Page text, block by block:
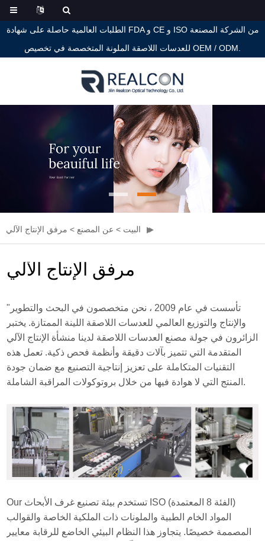
الطلبات العالمية حاصلة على شهادة FDA و CE و ISO من الشركة المصنعة
للعدسات اللاصقة الملونة المتخصصة في تخصيص OEM / ODM.
البيت > عن المصنع > مرفق الإنتاج الآلي
مرفق الإنتاج الآلي
"تأسست في عام 2009 ، نحن متخصصون في البحث والتطوير
والإنتاج والتوزيع العالمي للعدسات اللاصقة اللينة الممتازة. يختبر
الزائرون في جولة مصنع العدسات اللاصقة لدينا منشأة الإنتاج الآلي
المتقدمة التي تتميز بآلات دقيقة وأنظمة فحص ذكية. تعمل هذه
التقنيات المتكاملة على تعزيز إنتاجية التصنيع مع ضمان جودة
المنتج التي لا هوادة فيها من خلال بروتوكولات المراقبة الشاملة.
Our تستخدم بيئة تصنيع غرف الأبحاث ISO (الفئة 8 المعتمدة)
المواد الخام الطبية والملونات ذات الملكية الخاصة والقوالب
المصممة خصيصًا. يتجاوز هذا النظام البيئي الخاضع للرقابة معايير